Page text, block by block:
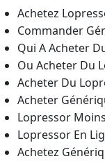
Achetez
Commander
Qui A Acheter
Ou Acheter Du
Acheter Du
Acheter
Lopressor
Lopressor En
Achetez